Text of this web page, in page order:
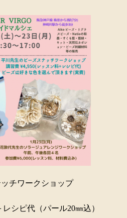
チワークショップ
シピ代（パール20㎜込）